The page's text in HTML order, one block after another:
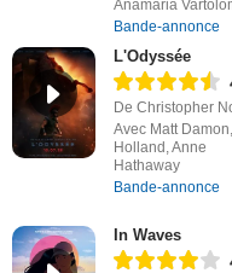
Anamaria
Bande-annonce
L'Odyssée
De Christopher
Avec Matt
Holland, Anne
Hathaway
Bande-annonce
In Waves